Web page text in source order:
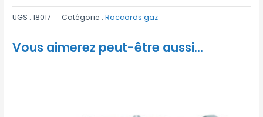
UGS :18017 Catégorie :Raccords gaz
Vous aimerez peut-être aussi…